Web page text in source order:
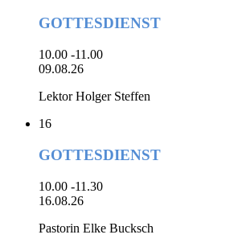
GOTTESDIENST
10.00 -11.00
09.08.26
Lektor Holger Steffen
16
GOTTESDIENST
10.00 -11.30
16.08.26
Pastorin Elke Bucksch